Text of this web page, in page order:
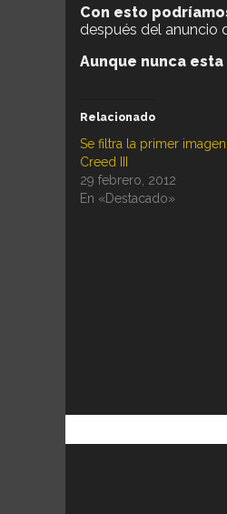
Con esto
después del anuncio
Aunque nunca
Relacionado
Se filtra la primer
Creed III
29 febrero, 2012
En «Destacado»